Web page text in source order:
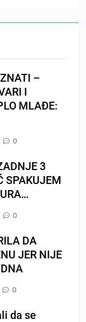
–
I
MLAĐE:
0
3
SPAKUJEM
0
DA
JER NIJE
0
da se